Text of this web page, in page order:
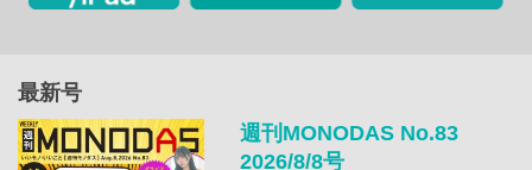
最新号
週刊MONODAS No.83
2026/8/8号